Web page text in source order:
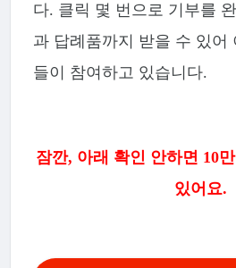
다. 클릭 몇 번으로 기부를
과 답례품까지 받을 수 있어
들이 참여하고 있습니다.
잠깐, 아래 확인 안하면 10
있어요.